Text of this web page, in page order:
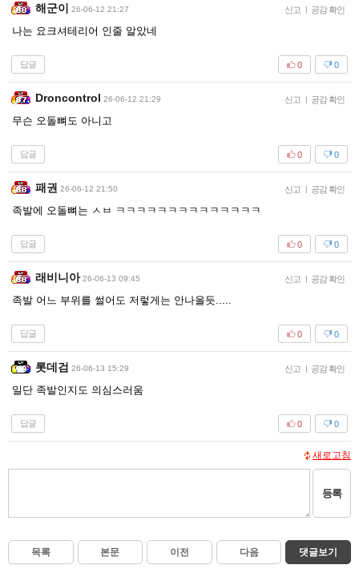
해군이 26-06-12 21:27 신고 | 공감 확인
나는 요크셔테리어 인줄 알았네
답글 0
0
Droncontrol 26-06-12 21:29 신고 | 공감 확인
무슨 오돌뼈도 아니고
답글 0
0
패권 26-06-12 21:50 신고 | 공감 확인
족발에 오돌뼈는 ㅅㅂ ㅋㅋㅋㅋㅋㅋㅋㅋㅋㅋㅋㅋㅋㅋ
답글 0
0
래비니아 26-06-13 09:45 신고 | 공감 확인
족발 어느 부위를 썰어도 저렇게는 안나올듯.....
답글 0
0
롯데검 26-06-13 15:29 신고 | 공감 확인
일단 족발인지도 의심스러움
답글 0
0
새로고침
등록
목록 본문 이전 다음 댓글보기